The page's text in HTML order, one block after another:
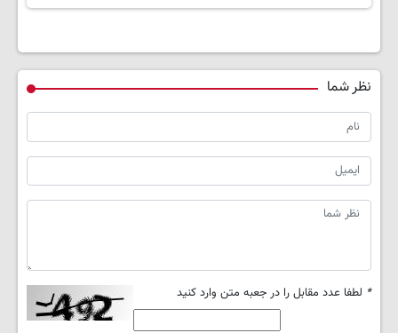
نظر شما
* لطفا عدد مقابل را در جعبه متن وارد کنید